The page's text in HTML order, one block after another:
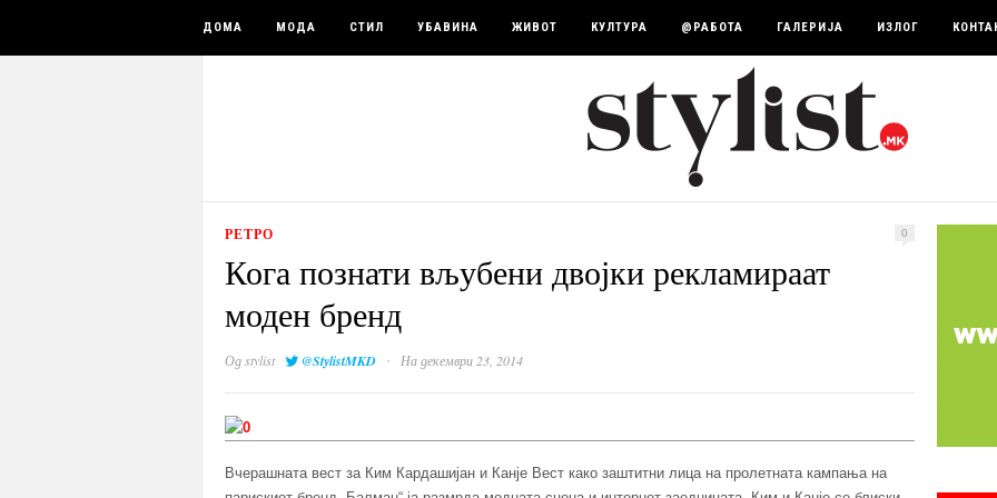
ДОМА МОДА СТИЛ УБАВИНА ЖИВОТ КУЛТУРА @РАБОТА ГАЛЕРИЈА ИЗЛОГ
РЕТРО 0
Кога познати вљубени двојки рекламираат
моден бренд
Одstylist @StylistMKD · На декември 23, 2014
Вчерашната вест за Ким Кардашијан и Канје Вест како заштитни лица на пролетната кампања на